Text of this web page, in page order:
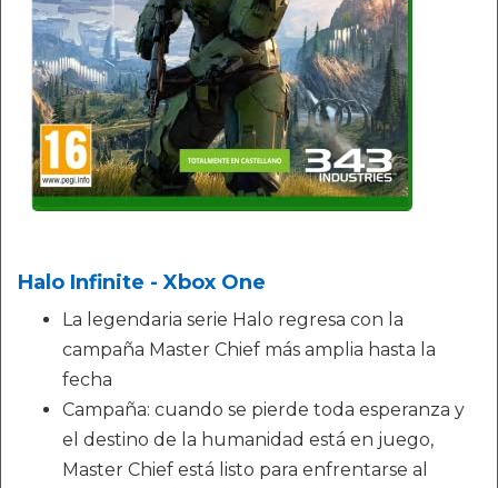
Halo Infinite - Xbox One
La legendaria serie Halo regresa con la
campaña Master Chief más amplia hasta la
fecha
Campaña: cuando se pierde toda esperanza y
el destino de la humanidad está en juego,
Master Chief está listo para enfrentarse al